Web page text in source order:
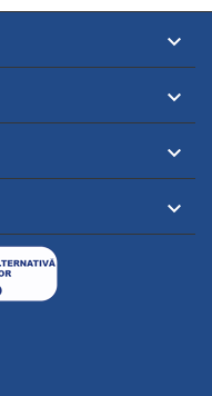



